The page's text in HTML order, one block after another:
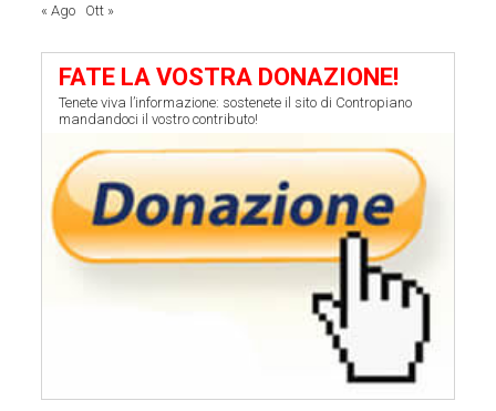
« Ago Ott »
FATE LA VOSTRA DONAZIONE!
Tenete viva l’informazione: sostenete il sito di Contropiano
mandandoci il vostro contributo!